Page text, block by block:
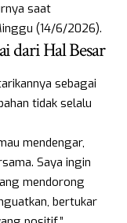
saat
(14/6/2026).
dari Hal Besar
sebagai
tidak selalu
mendengar,
Saya ingin
mendorong
bertukar